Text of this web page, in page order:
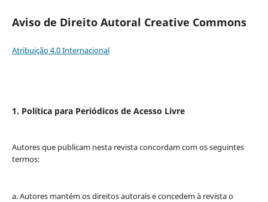
Aviso de Direito Autoral Creative Commons
Atribuição 4.0 Internacional
1. Política para Periódicos de Acesso Livre
Autores que publicam nesta revista concordam com os seguintes
termos:
a. Autores mantém os direitos autorais e concedem à revista o